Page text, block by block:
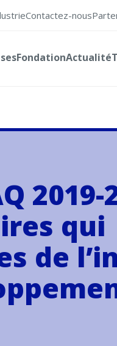
Contactez-nous
FondationActualité
2019-
qui
de